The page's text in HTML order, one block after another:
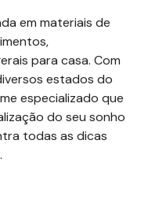
em materiais de
para casa. Com
estados do
especializado que
do seu sonho
todas as dicas